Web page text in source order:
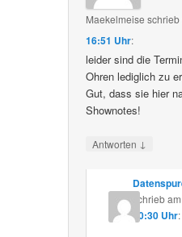
Maekelmeise schrieb
16:51 Uhr:
leider sind die
Ohren lediglich zu
Gut, dass sie hier
Shownotes!
Antworten ↓
schriebam
10:30 Uhr: